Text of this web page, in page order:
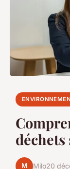
M Milo20